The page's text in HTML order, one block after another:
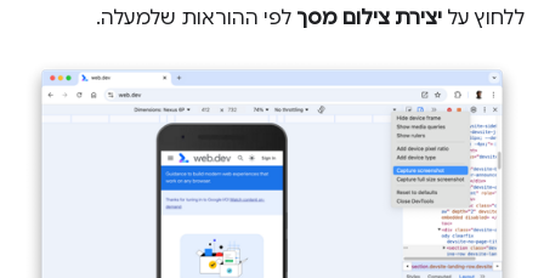
ללחוץ על יצירת צילום מסך לפי ההוראות שלמעלה.